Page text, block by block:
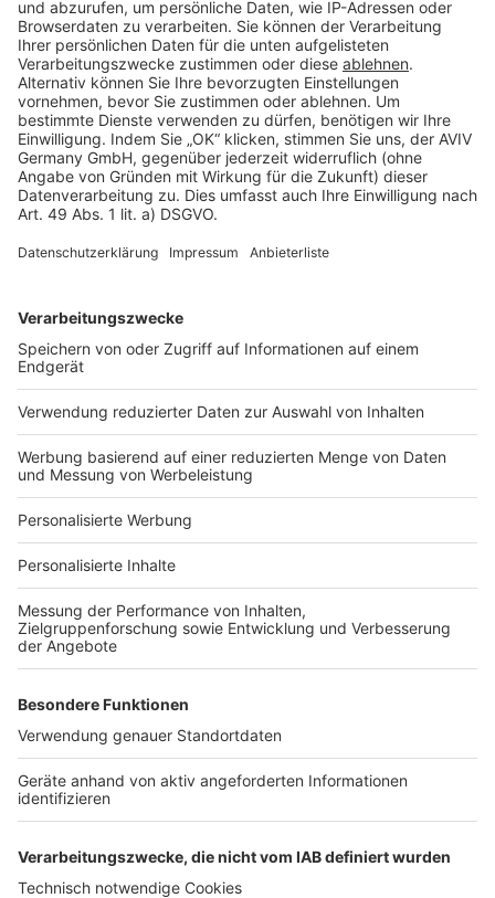
Cookie Einstellungen
Rechtliches
AGB-Übersicht
Datenschutz
Impressum
Services
Bauprojekt-Quiz
Häuser-Suche
Hausanbieter-Suche
Bauprojekt-Profil
Für Unternehmen
Ihre Baufirma auf bauen.de
Kostenloses Infogespräch